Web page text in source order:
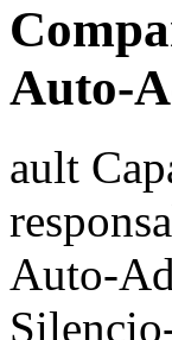
Auto-
ault
Auto-